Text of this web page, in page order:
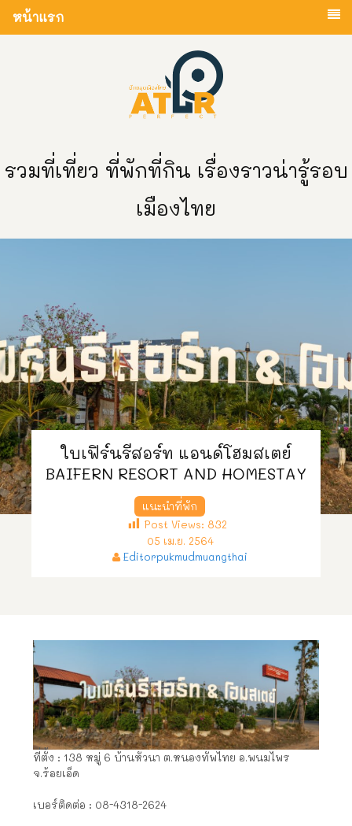
หน้าแรก
รวมที่เที่ยว ที่พักที่กิน เรื่องราวน่ารู้รอบ
เมืองไทย
ใบเฟิร์นรีสอร์ท แอนด์โฮมสเตย์
BAIFERN RESORT AND HOMESTAY
แนะนำที่พัก
Post Views: 832
05 เม.ย. 2564
Editorpukmudmuangthai
ที่ตั้ง : 138 หมู่ 6 บ้านหัวนา ต.หนองทัพไทย อ.พนมไพร
จ.ร้อยเอ็ด
เบอร์ติดต่อ : 08-4318-2624